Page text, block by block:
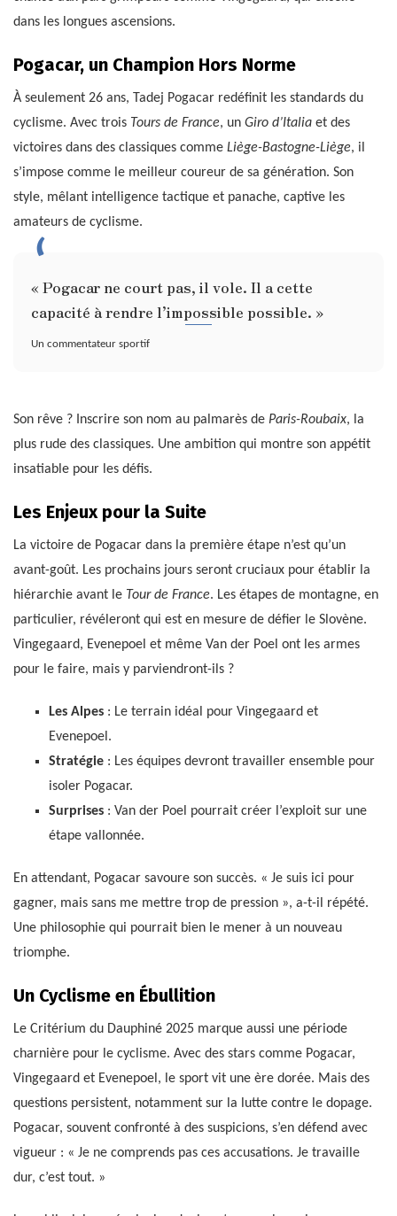
dans les longues ascensions.
Pogacar, un Champion Hors Norme
À seulement 26 ans, Tadej Pogacar redéfinit les standards du
cyclisme. Avec trois Tours de France, un Giro d’Italia et des
victoires dans des classiques comme Liège-Bastogne-Liège, il
s’impose comme le meilleur coureur de sa génération. Son
style, mêlant intelligence tactique et panache, captive les
amateurs de cyclisme.
« Pogacar ne court pas, il vole. Il a cette
capacité à rendre l’impossible possible. »
Un commentateur sportif
Son rêve ? Inscrire son nom au palmarès de Paris-Roubaix, la
plus rude des classiques. Une ambition qui montre son appétit
insatiable pour les défis.
Les Enjeux pour la Suite
La victoire de Pogacar dans la première étape n’est qu’un
avant-goût. Les prochains jours seront cruciaux pour établir la
hiérarchie avant le Tour de France. Les étapes de montagne, en
particulier, révéleront qui est en mesure de défier le Slovène.
Vingegaard, Evenepoel et même Van der Poel ont les armes
pour le faire, mais y parviendront-ils ?
Les Alpes : Le terrain idéal pour Vingegaard et
Evenepoel.
Stratégie : Les équipes devront travailler ensemble pour
isoler Pogacar.
Surprises : Van der Poel pourrait créer l’exploit sur une
étape vallonnée.
En attendant, Pogacar savoure son succès. « Je suis ici pour
gagner, mais sans me mettre trop de pression », a-t-il répété.
Une philosophie qui pourrait bien le mener à un nouveau
triomphe.
Un Cyclisme en Ébullition
Le Critérium du Dauphiné 2025 marque aussi une période
charnière pour le cyclisme. Avec des stars comme Pogacar,
Vingegaard et Evenepoel, le sport vit une ère dorée. Mais des
questions persistent, notamment sur la lutte contre le dopage.
Pogacar, souvent confronté à des suspicions, s’en défend avec
vigueur : « Je ne comprends pas ces accusations. Je travaille
dur, c’est tout. »